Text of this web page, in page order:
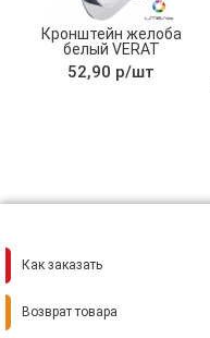
Кронштейн желоба
белый VERAT
52,90 р/шт
Как заказать
Возврат товара